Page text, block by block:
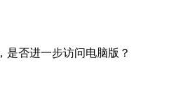
是否进一步访问电脑版？